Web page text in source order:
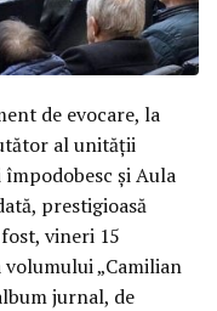
de evocare, la
al unității
și Aula
prestigioasă
vineri 15
volumului „Camilian
jurnal, de